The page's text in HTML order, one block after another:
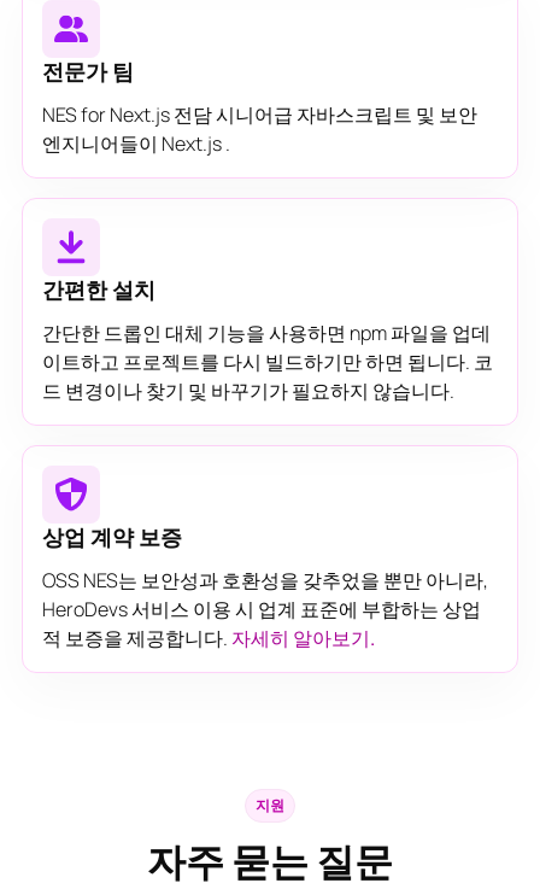
전문가 팀
NES for Next.js 전담 시니어급 자바스크립트 및 보안
엔지니어들이 Next.js .
간편한 설치
간단한 드롭인 대체 기능을 사용하면 npm 파일을 업데
이트하고 프로젝트를 다시 빌드하기만 하면 됩니다. 코
드 변경이나 찾기 및 바꾸기가 필요하지 않습니다.
상업 계약 보증
OSS NES는 보안성과 호환성을 갖추었을 뿐만 아니라,
HeroDevs 서비스 이용 시 업계 표준에 부합하는 상업
적 보증을 제공합니다. 자세히 알아보기.
지원
자주 묻는 질문